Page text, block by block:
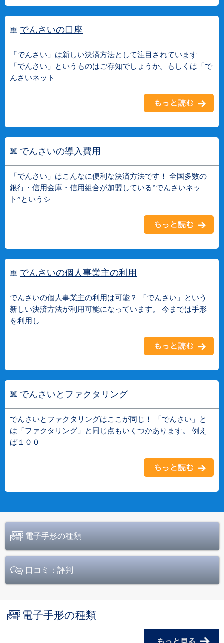
でんさいの口座
「でんさい」は新しい決済方法として注目されています
「でんさい」というものはご存知でしょうか。もしくは「で
んさいネット
でんさいの導入費用
「でんさい」はこんなに便利な決済方法です！ 全国多数の
銀行・信用金庫・信用組合が加盟している”でんさいネッ
ト”というシ
でんさいの個人事業主の利用
でんさいの個人事業主の利用は可能？ 「でんさい」という
新しい決済方法が利用可能になっています。 今までは手形
を利用し
でんさいとファクタリング
でんさいとファクタリングはここが同じ！ 「でんさい」と
は「ファクタリング」と同じ点もいくつかあります。 例え
ば１００
電子手形の種類
口コミ：評判
電子手形の種類